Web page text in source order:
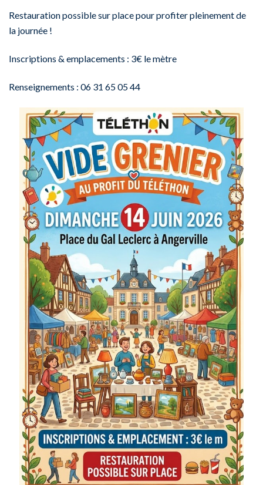
Restauration possible sur place pour profiter pleinement de
la journée !
Inscriptions & emplacements : 3€ le mètre
Renseignements : 06 31 65 05 44